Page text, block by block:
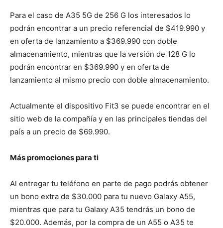
Para el caso de A35 5G de 256 G los interesados lo
podrán encontrar a un precio referencial de $419.990 y
en oferta de lanzamiento a $369.990 con doble
almacenamiento, mientras que la versión de 128 G lo
podrán encontrar en $369.990 y en oferta de
lanzamiento al mismo precio con doble almacenamiento.
Actualmente el dispositivo Fit3 se puede encontrar en el
sitio web de la compañía y en las principales tiendas del
país a un precio de $69.990.
Más promociones para ti
Al entregar tu teléfono en parte de pago podrás obtener
un bono extra de $30.000 para tu nuevo Galaxy A55,
mientras que para tu Galaxy A35 tendrás un bono de
$20.000. Además, por la compra de un A55 o A35 te